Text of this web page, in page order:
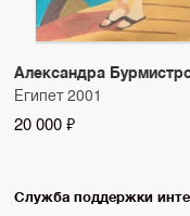
Александра
Египет 2001
20 000 ₽
Служба поддержки